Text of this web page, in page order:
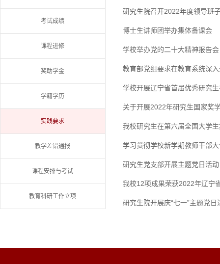
考试成绩
课程进修
奖助学金
学籍学历
实践要求
教学差错通报
课程安排与考试
教育科研工作立项
研究生院召开2022年度领导班
博士生讲师团举办集体备课会
学校举办党的二十大精神报告会
教育部党组要求在教育系统深
学校开展辽宁省首届优秀研究
关于开展2022年研究生国家奖
我校研究生在第六届全国大学
学习贯彻学校新学期教师干部
研究生党支部开展主题党日活动
我校12项成果荣获2022年辽宁
研究生院开展庆“七一”主题党日